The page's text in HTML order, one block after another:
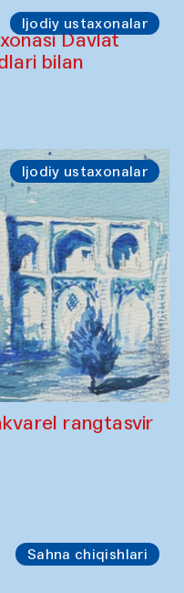
Ijodiy ustaxonalar
Davlat
bilan
Ijodiy ustaxonalar
rangtasvir
Sahna chiqishlari